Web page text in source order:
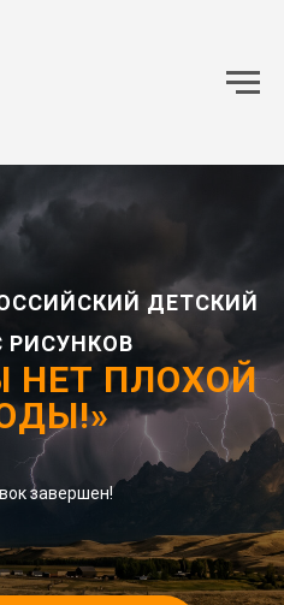
ДЕТСКИЙ
РИСУНКОВ
НЕТ ПЛОХОЙ
завершен!